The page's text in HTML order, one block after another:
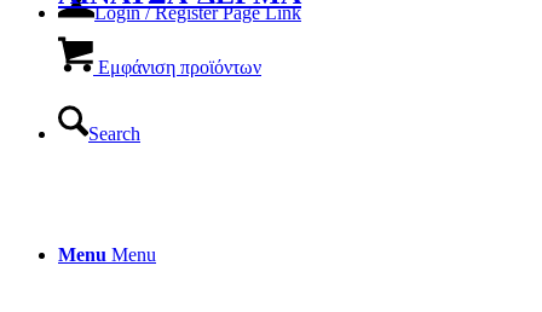
Login / Register Page Link
Search
Menu Menu
Εμφάνιση προϊόντων